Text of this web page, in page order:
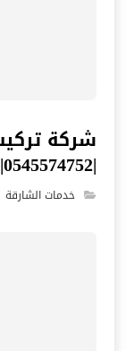
شركة
|0545574752|تركيب السيراميك
خدمات الشارقة